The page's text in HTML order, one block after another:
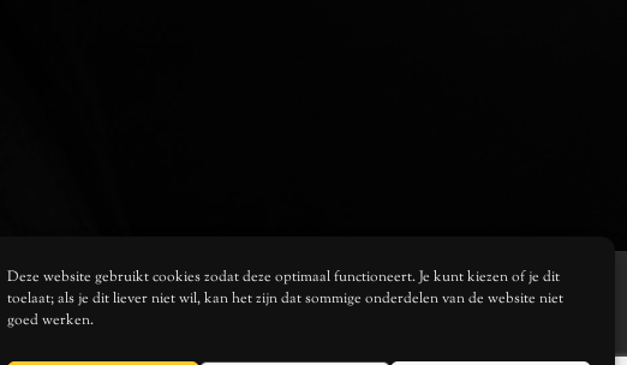
Deze website gebruikt cookies zodat deze optimaal functioneert. Je kunt kiezen of je dit
toelaat; als je dit liever niet wil, kan het zijn dat sommige onderdelen van de website niet
goed werken.